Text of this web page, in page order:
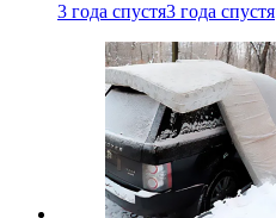
3 года спустя3 года спустя